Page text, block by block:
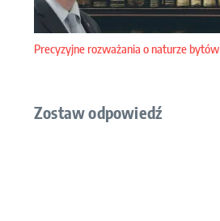
Precyzyjne rozważania o naturze bytów
Zostaw odpowiedź